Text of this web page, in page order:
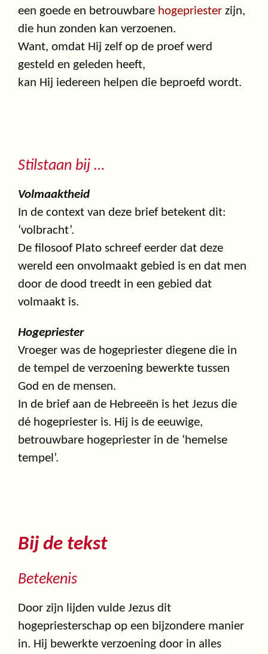
een goede en betrouwbare hogepriester zijn,
die hun zonden kan verzoenen.
Want, omdat Hij zelf op de proef werd
gesteld en geleden heeft,
kan Hij iedereen helpen die beproefd wordt.
Stilstaan bij …
Volmaaktheid
In de context van deze brief betekent dit:
‘volbracht’.
De filosoof Plato schreef eerder dat deze
wereld een onvolmaakt gebied is en dat men
door de dood treedt in een gebied dat
volmaakt is.
Hogepriester
Vroeger was de hogepriester diegene die in
de tempel de verzoening bewerkte tussen
God en de mensen.
In de brief aan de Hebreeën is het Jezus die
dé hogepriester is. Hij is de eeuwige,
betrouwbare hogepriester in de ‘hemelse
tempel’.
Bij de tekst
Betekenis
Door zijn lijden vulde Jezus dit
hogepriesterschap op een bijzondere manier
in. Hij bewerkte verzoening door in alles